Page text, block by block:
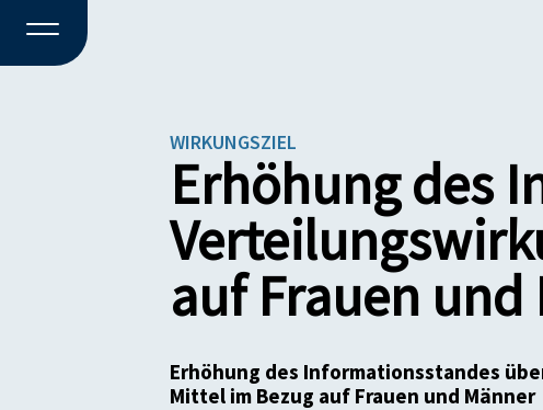
WIRKUNGSZIEL
Erhöhung des
auf Frauen und
Erhöhung des Informationsstandes
Mittel im Bezug auf Frauen und Männer